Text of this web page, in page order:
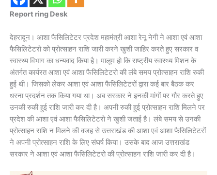
Report ring Desk
देहरादून। आशा फैसिलिटेटर प्रदेश महामंत्री आशा रेनू नेगी ने आशा एवं आशा
फैसिलिटेटरो को प्रोत्साहन राशि जारी करने खुशी जाहिर करते हुए सरकार व
स्वास्थ्य विभाग का धन्यवाद किया है। मालूम हो कि राष्ट्रीय स्वास्थ्य मिशन के
अंतर्गत कार्यरत आशा एवं आशा फैसिलिटेटरो की लंबे समय प्रोत्साहन राशि रुकी
हुई थी। जिसको लेकर आशा एवं आशा फैसिलिटेटरों द्वारा कई बार बैठक कर
धरना प्रदर्शन तक किया गया था। अब सरकार ने इनकी मांगों पर गौर करते हुए
उनकी रुकी हुई राशि जारी कर दी है। अपनी रुकी हुई प्रोत्साहन राशि मिलने पर
प्रदेश की आशा एवं आशा फैसिलिटेटरो ने खुशी जताई है। लंबे समय से उनकी
प्रोत्साहन राशि न मिलने की वजह से उत्तराखंड की आशा एवं आशा फैसिलिटेटरों
ने अपनी प्रोत्साहन राशि के लिए संघर्ष किया। उसके बाद आज उत्तराखंड
सरकार ने आशा एवं आशा फैसिलिटेटरो की प्रोत्साहन राशि जारी कर दी है।